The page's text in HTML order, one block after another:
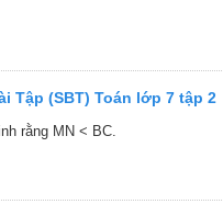
Tập (SBT) Toán lớp 7 tập 2
rằng MN < BC.